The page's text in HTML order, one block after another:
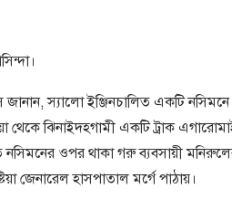
জানান, স্যালো ইঞ্জিনচালিত একটি নসিমনে
ঝিনাইদহগামী একটি ট্রাক
নসিমনের ওপর থাকা গরু ব্যবসায়ী
জেনারেল হাসপাতাল মর্গে পাঠায়।